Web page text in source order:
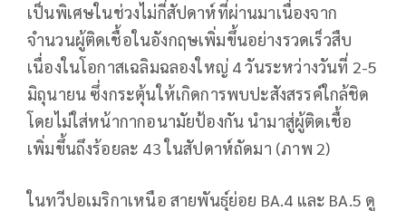
เป็นพิเศษในช่วงไม่กี่สัปดาห์ที่ผ่านมาเนื่องจาก
จำนวนผู้ติดเชื้อในอังกฤษเพิ่มขึ้นอย่างรวดเร็วสืบ
เนื่องในโอกาสเฉลิมฉลองใหญ่ 4 วันระหว่างวันที่ 2-5
มิถุนายน ซึ่งกระตุ้นให้เกิดการพบปะสังสรรค์ใกล้ชิด
โดยไม่ใส่หน้ากากอนามัยป้องกัน นำมาสู่ผู้ติดเชื้อ
เพิ่มขึ้นถึงร้อยละ 43 ในสัปดาห์ถัดมา (ภาพ 2)
ในทวีปอเมริกาเหนือ สายพันธุ์ย่อย BA.4 และ BA.5 ดู